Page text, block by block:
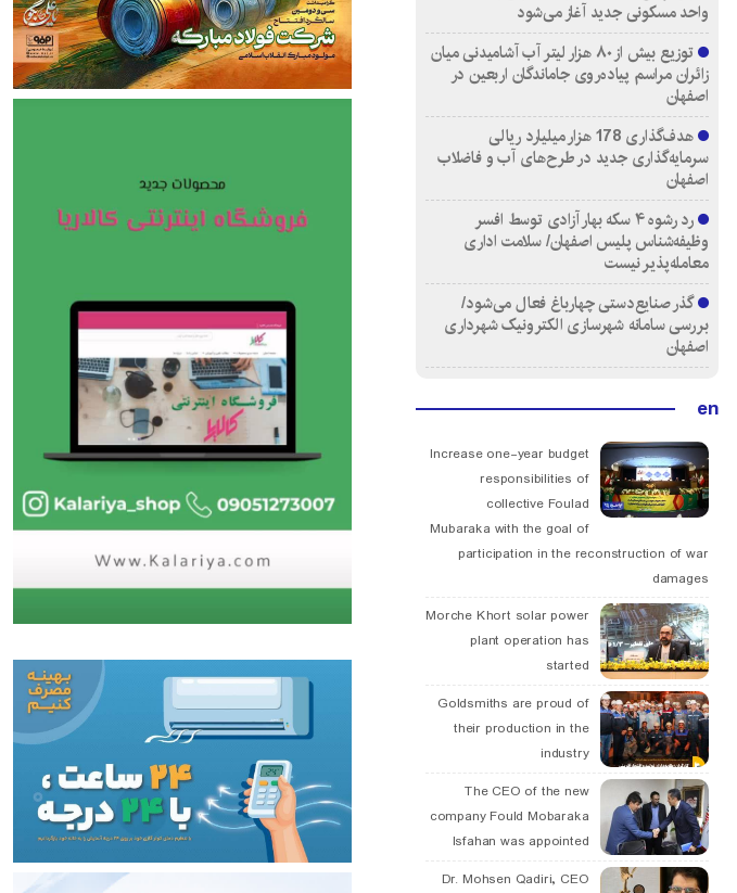
واحد مسکونی جدید آغاز می‌شود
توزیع بیش از ۸۰ هزار لیتر آب آشامیدنی میان
زائران مراسم پیاده‌روی جاماندگان اربعین در
اصفهان
هدف‌گذاری 178 هزار میلیارد ریالی
سرمایه‌گذاری جدید در طرح‌های آب و فاضلاب
اصفهان
رد رشوه ۴ سکه بهار آزادی توسط افسر
وظیفه‌شناس پلیس اصفهان/ سلامت اداری
معامله‌پذیر نیست
گذر صنایع‌دستی چهارباغ فعال می‌شود/
بررسی سامانه شهرسازی الکترونیک شهرداری
اصفهان
en
Increase one-year budget
responsibilities of
collective Foulad
Mubaraka with the goal of
participation in the reconstruction of war
damages
Morche Khort solar power
plant operation has
started
Goldsmiths are proud of
their production in the
industry
The CEO of the new
company Fould Mobaraka
Isfahan was appointed
Dr. Mohsen Qadiri, CEO